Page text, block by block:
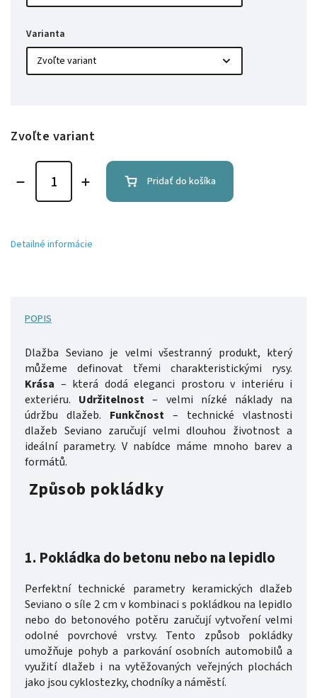
Varianta
Zvoľte variant
Pridať do košíka
Detailné informácie
POPIS
Dlažba Seviano je velmi všestranný produkt, který
můžeme definovat třemi charakteristickými rysy.
Krása – která dodá eleganci prostoru v interiéru i
exteriéru. Udržitelnost – velmi nízké náklady na
údržbu dlažeb. Funkčnost – technické vlastnosti
dlažeb Seviano zaručují velmi dlouhou životnost a
ideální parametry. V nabídce máme mnoho barev a
formátů.
Způsob pokládky
1. Pokládka do betonu nebo na lepidlo
Perfektní technické parametry keramických dlažeb
Seviano o síle 2 cm v kombinaci s pokládkou na lepidlo
nebo do betonového potěru zaručují vytvoření velmi
odolné povrchové vrstvy. Tento způsob pokládky
umožňuje pohyb a parkování osobních automobilů a
využití dlažeb i na vytěžovaných veřejných plochách
jako jsou cyklostezky, chodníky a náměstí.